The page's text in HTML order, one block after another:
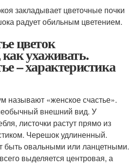
закладывает цветочные почки
радует обильным цветением.
цветок
ухаживать.
– характеристика
называют «женское счастье».
внешний вид. У
листочки растут прямо из
Черешок удлиненный.
быть овальными или ланцетными.
выделяется центровая, а